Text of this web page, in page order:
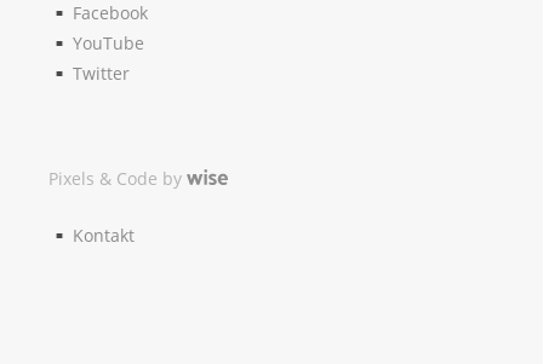
Facebook
YouTube
Twitter
Pixels & Code by
Kontakt